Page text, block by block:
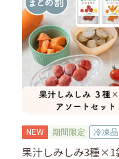
NEW 期間限定 冷凍品
果汁しみしみ3種×1